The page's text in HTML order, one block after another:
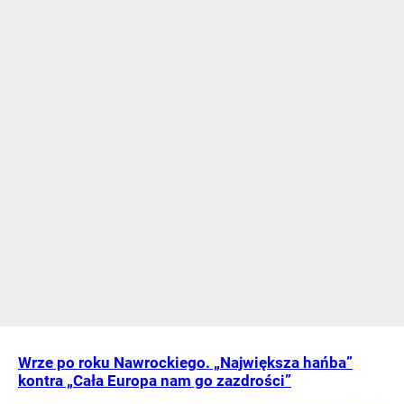
Wrze po roku Nawrockiego. „Największa hańba”
kontra „Cała Europa nam go zazdrości”